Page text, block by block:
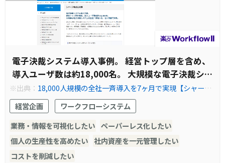
電子決裁システム導入事例。 経営トップ層を含め、
導入ユーザ数は約18,000名。 大規模な電子決裁シ
ステムの全社一斉導入を、七ヶ月間で実現。
※出典： 18,000人規模の全社一斉導入を7ヶ月で実現【シャープ
様】 | ワークフロー 楽々WorkflowII
経営企画
ワークフローシステム
業務・情報を可視化したい ペーパーレス化したい
個人の生産性を高めたい 社内資産を一元管理したい
コストを削減したい